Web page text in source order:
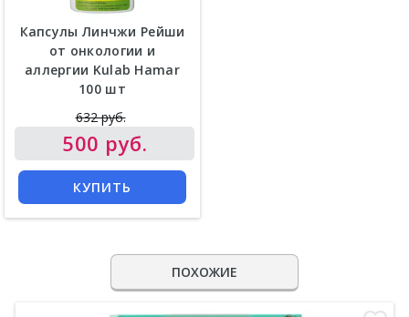
Капсулы Линчжи Рейши
от онкологии и
аллергии Kulab Hamar
100 шт
632 руб.
500 руб.
КУПИТЬ
ПОХОЖИЕ